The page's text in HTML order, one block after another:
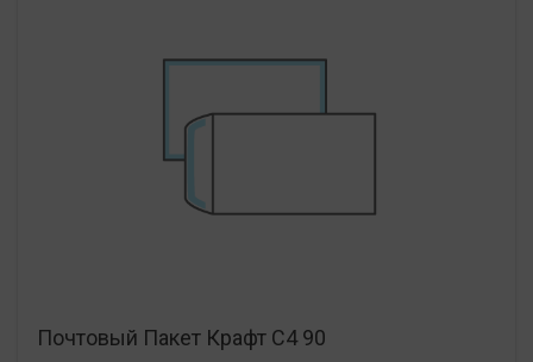
Почтовый Пакет Крафт С4 90